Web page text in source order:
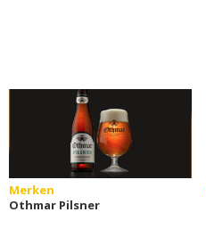
Merken
Othmar Pilsner